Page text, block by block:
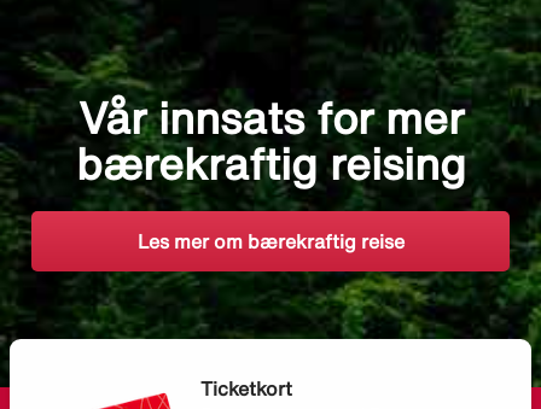
Vår innsats for mer
bærekraftig reising
Les mer om bærekraftig reise
Ticketkort